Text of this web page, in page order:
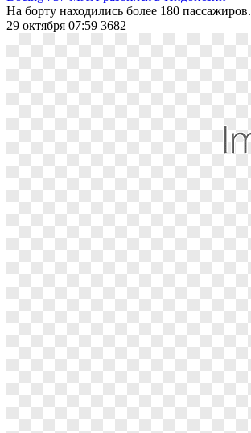
На борту находились более 180 пассажиров.
29 октября 07:59 3682